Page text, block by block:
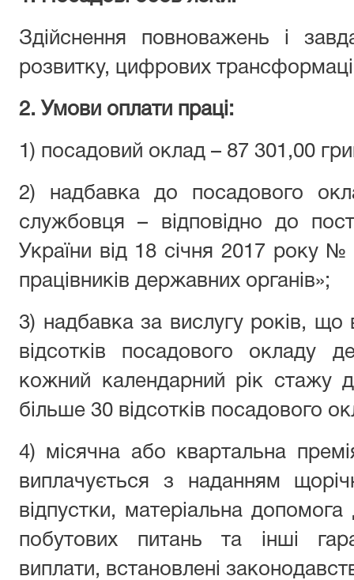
Здійснення повноважень і
розвитку, цифрових
2. Умови оплати праці:
1) посадовий оклад – 87 301,00
2) надбавка до посадового
службовця – відповідно до
України від 18 січня 2017 року
працівників державних органів»;
3) надбавка за вислугу років, що
відсотків посадового окладу
кожний календарний рік стажу
більше 30 відсотків посадового
4) місячна або квартальна
виплачується з наданням
відпустки, матеріальна
побутових питань та інші
виплати, встановлені